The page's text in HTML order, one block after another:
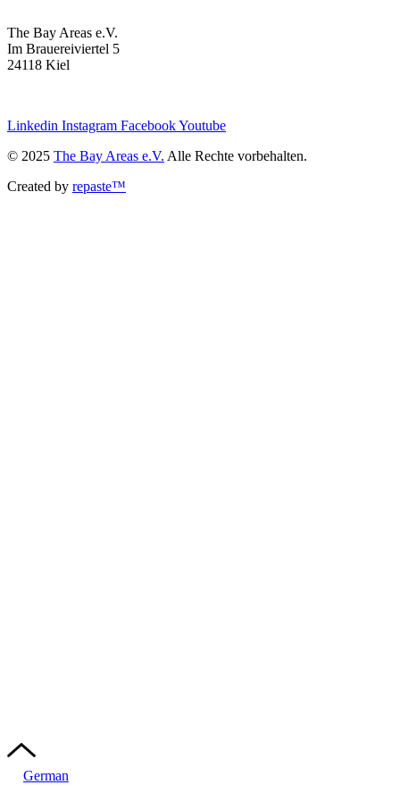
The Bay Areas e.V.
Im Brauereiviertel 5
24118 Kiel
Linkedin Instagram FacebookYoutube
© 2025 The Bay Areas e.V. Alle Rechte vorbehalten.
Created by repaste™
German